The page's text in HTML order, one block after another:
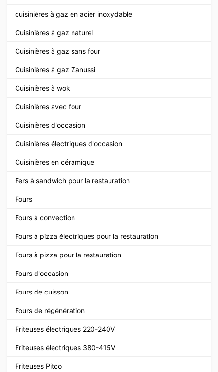
cuisinières à gaz en acier inoxydable
Cuisinières à gaz naturel
Cuisinières à gaz sans four
Cuisinières à gaz Zanussi
Cuisinières à wok
Cuisinières avec four
Cuisinières d'occasion
Cuisinières électriques d'occasion
Cuisinières en céramique
Fers à sandwich pour la restauration
Fours
Fours à convection
Fours à pizza électriques pour la restauration
Fours à pizza pour la restauration
Fours d'occasion
Fours de cuisson
Fours de régénération
Friteuses électriques 220-240V
Friteuses électriques 380-415V
Friteuses Pitco